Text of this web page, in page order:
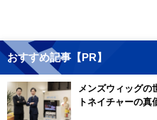
おすすめ記事【PR】
メンズウィッグの
トネイチャーの真